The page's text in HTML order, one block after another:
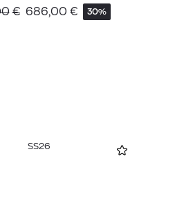
€ 686,00 € 30%
SS26